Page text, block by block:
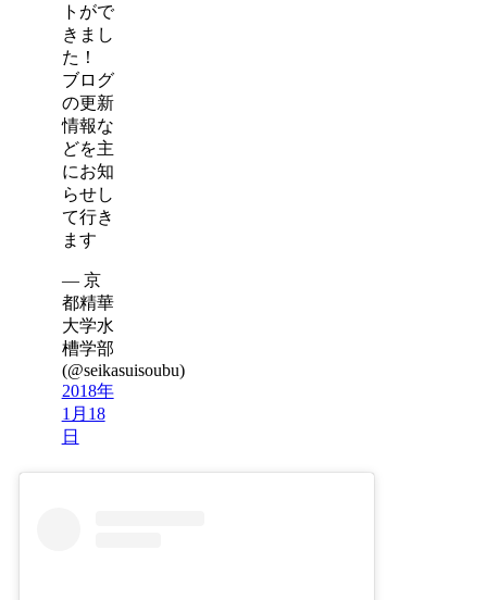
トがで
きまし
た！
ブログ
の更新
情報な
どを主
にお知
らせし
て行き
ます
— 京
都精華
大学水
槽学部
(@seikasuisoubu)
2018年
1月18
日